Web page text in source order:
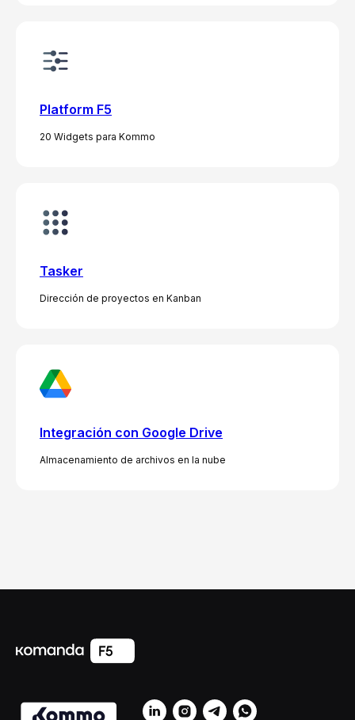
Platform F5
20 Widgets para Kommo
Tasker
Dirección de proyectos en Kanban
Integración con Google Drive
Almacenamiento de archivos en la nube